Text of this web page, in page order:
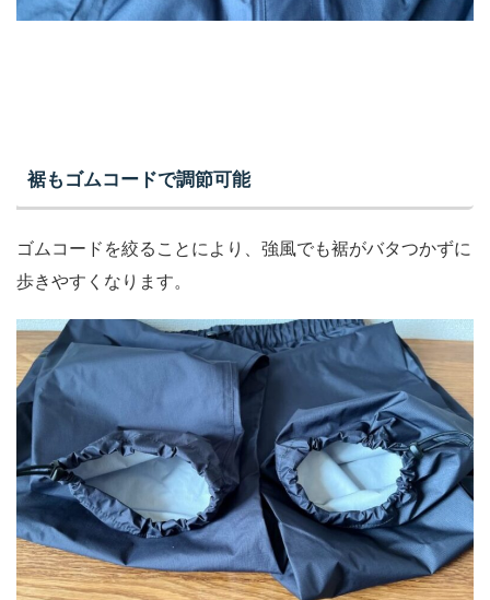
裾もゴムコードで調節可能
ゴムコードを絞ることにより、強風でも裾がバタつかずに
歩きやすくなります。